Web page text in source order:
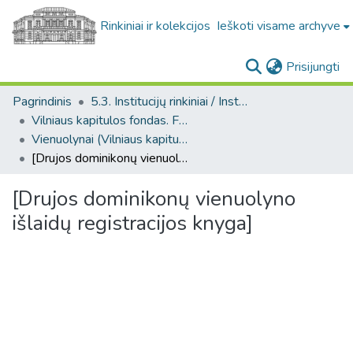
Rinkiniai ir kolekcijos Ieškoti visame archyve
Prisijungti
Pagrindinis
5.3. Institucijų rinkiniai / Institutional collections
Vilniaus kapitulos fondas. F43
Vienuolynai (Vilniaus kapitulos fondas. F43. Bažnytinių įstaigų bendro pobūdžio dokumentai)
[Drujos dominikonų vienuolyno išlaidų registracijos knyga]
[Drujos dominikonų vienuolyno
išlaidų registracijos knyga]